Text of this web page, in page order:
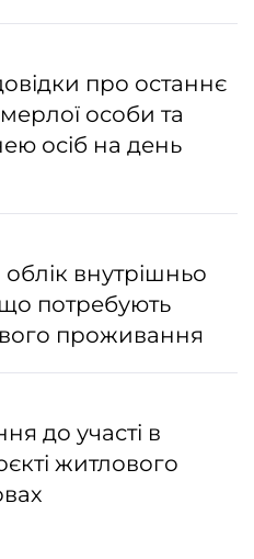
про останнє
особи та
осіб на день
облік внутрішньо
потребують
проживання
до участі в
житлового